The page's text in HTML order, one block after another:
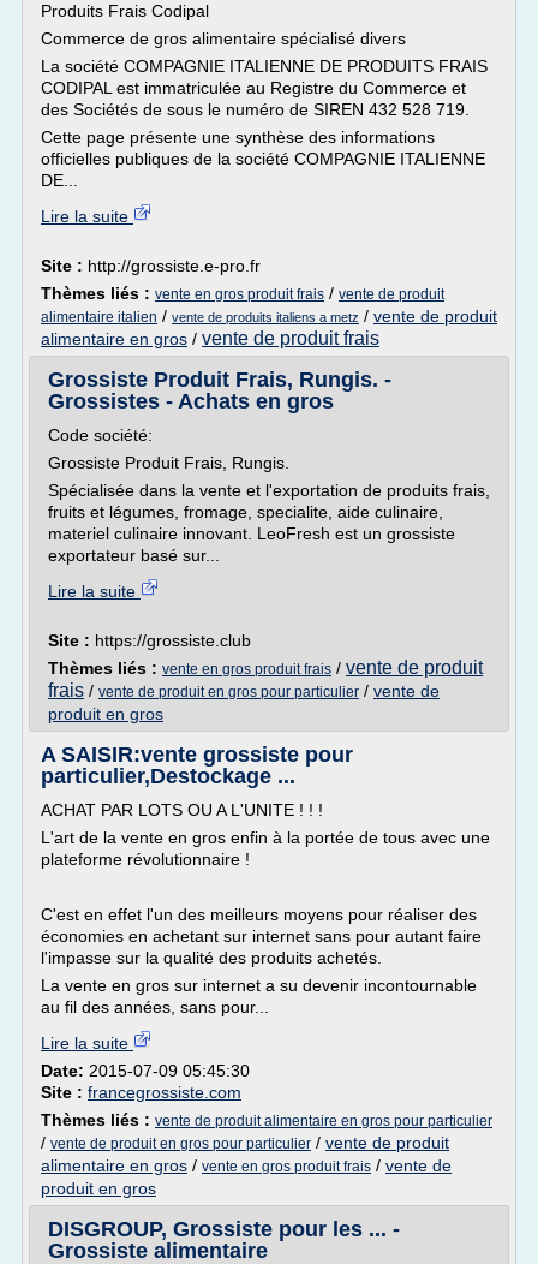
Produits Frais Codipal
Commerce de gros alimentaire spécialisé divers
La société COMPAGNIE ITALIENNE DE PRODUITS FRAIS
CODIPAL est immatriculée au Registre du Commerce et
des Sociétés de sous le numéro de SIREN 432 528 719.
Cette page présente une synthèse des informations
officielles publiques de la société COMPAGNIE ITALIENNE
DE...
Lire la suite
Site : http://grossiste.e-pro.fr
Thèmes liés : vente en gros produit frais / vente de produit
alimentaire italien / vente de produits italiens a metz / vente de produit
alimentaire en gros / vente de produit frais
Grossiste Produit Frais, Rungis. -
Grossistes - Achats en gros
Code société:
Grossiste Produit Frais, Rungis.
Spécialisée dans la vente et l'exportation de produits frais,
fruits et légumes, fromage, specialite, aide culinaire,
materiel culinaire innovant. LeoFresh est un grossiste
exportateur basé sur...
Lire la suite
Site : https://grossiste.club
Thèmes liés : vente en gros produit frais / vente de produit
frais / vente de produit en gros pour particulier / vente de
produit en gros
A SAISIR:vente grossiste pour
particulier,Destockage ...
ACHAT PAR LOTS OU A L'UNITE ! ! !
L'art de la vente en gros enfin à la portée de tous avec une
plateforme révolutionnaire !
C'est en effet l'un des meilleurs moyens pour réaliser des
économies en achetant sur internet sans pour autant faire
l'impasse sur la qualité des produits achetés.
La vente en gros sur internet a su devenir incontournable
au fil des années, sans pour...
Lire la suite
Date: 2015-07-09 05:45:30
Site : francegrossiste.com
Thèmes liés : vente de produit alimentaire en gros pour particulier
/ vente de produit en gros pour particulier / vente de produit
alimentaire en gros / vente en gros produit frais / vente de
produit en gros
DISGROUP, Grossiste pour les ... -
Grossiste alimentaire